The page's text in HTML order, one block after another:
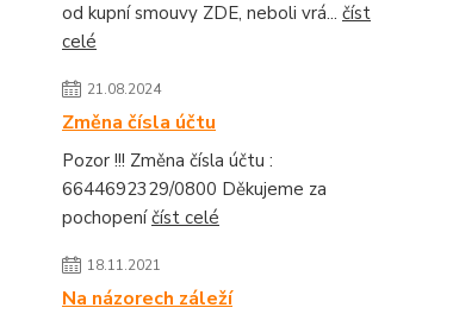
od kupní smouvy ZDE, neboli vrá... číst
celé
21.08.2024
Změna čísla účtu
Pozor !!! Změna čísla účtu :
6644692329/0800 Děkujeme za
pochopeníčíst celé
18.11.2021
Na názorech záleží